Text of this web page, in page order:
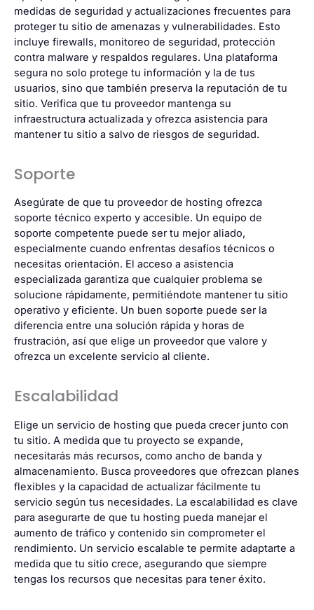
medidas de seguridad y actualizaciones frecuentes para
proteger tu sitio de amenazas y vulnerabilidades. Esto
incluye firewalls, monitoreo de seguridad, protección
contra malware y respaldos regulares. Una plataforma
segura no solo protege tu información y la de tus
usuarios, sino que también preserva la reputación de tu
sitio. Verifica que tu proveedor mantenga su
infraestructura actualizada y ofrezca asistencia para
mantener tu sitio a salvo de riesgos de seguridad.
Soporte
Asegúrate de que tu proveedor de hosting ofrezca
soporte técnico experto y accesible. Un equipo de
soporte competente puede ser tu mejor aliado,
especialmente cuando enfrentas desafíos técnicos o
necesitas orientación. El acceso a asistencia
especializada garantiza que cualquier problema se
solucione rápidamente, permitiéndote mantener tu sitio
operativo y eficiente. Un buen soporte puede ser la
diferencia entre una solución rápida y horas de
frustración, así que elige un proveedor que valore y
ofrezca un excelente servicio al cliente.
Escalabilidad
Elige un servicio de hosting que pueda crecer junto con
tu sitio. A medida que tu proyecto se expande,
necesitarás más recursos, como ancho de banda y
almacenamiento. Busca proveedores que ofrezcan planes
flexibles y la capacidad de actualizar fácilmente tu
servicio según tus necesidades. La escalabilidad es clave
para asegurarte de que tu hosting pueda manejar el
aumento de tráfico y contenido sin comprometer el
rendimiento. Un servicio escalable te permite adaptarte a
medida que tu sitio crece, asegurando que siempre
tengas los recursos que necesitas para tener éxito.